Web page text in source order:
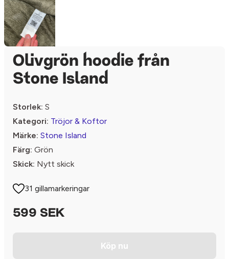
Olivgrön hoodie från
Stone Island
Storlek: S
Kategori: Tröjor & Koftor
Märke: Stone Island
Färg: Grön
Skick: Nytt skick
31 gillamarkeringar
599 SEK
Köp nu